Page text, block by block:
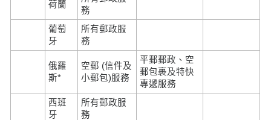
荷蘭
務
葡萄
牙
所有郵政服
務
俄羅
斯*
空郵 (信件及
小郵包)服務
平郵郵政、空
郵包裹及特快
專遞服務
西班
牙
所有郵政服
務